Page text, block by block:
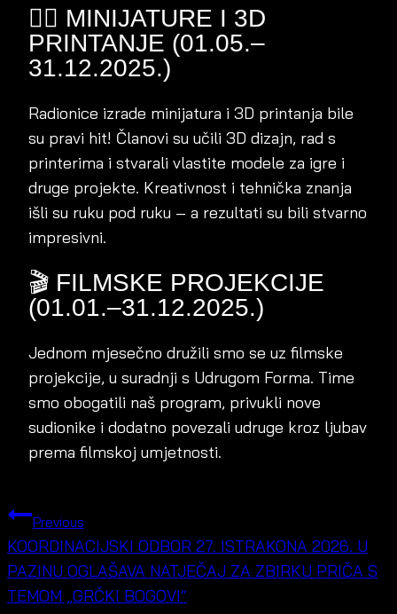
🧙‍♂️ MINIJATURE I 3D
PRINTANJE (01.05.–
31.12.2025.)
Radionice izrade minijatura i 3D printanja bile
su pravi hit! Članovi su učili 3D dizajn, rad s
printerima i stvarali vlastite modele za igre i
druge projekte. Kreativnost i tehnička znanja
išli su ruku pod ruku – a rezultati su bili stvarno
impresivni.
🎬 FILMSKE PROJEKCIJE
(01.01.–31.12.2025.)
Jednom mjesečno družili smo se uz filmske
projekcije, u suradnji s Udrugom Forma. Time
smo obogatili naš program, privukli nove
sudionike i dodatno povezali udruge kroz ljubav
prema filmskoj umjetnosti.
POST
NAVIGATION
Previous
KOORDINACIJSKI ODBOR 27. ISTRAKONA 2026. U
PAZINU OGLAŠAVA NATJEČAJ ZA ZBIRKU PRIČA S
TEMOM „GRČKI BOGOVI“